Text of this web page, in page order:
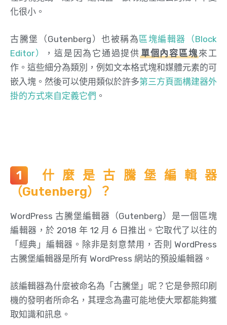
化很小。
古騰堡（Gutenberg）也被稱為區塊編輯器（Block
Editor）
，這是因為它通過提供 單個內容區塊 來工
作。這些細分為類別，例如文本格式塊和媒體元素的可
嵌入塊。然後可以使用類似於許多第三方頁面構建器外
掛的方式來自定義它們 。
什麼是古騰堡編輯器
（Gutenberg）？
WordPress 古騰堡編輯器（Gutenberg）是一個區塊
編輯器，於 2018 年 12 月 6 日推出。它取代了以往的
「經典」編輯器。除非是刻意禁用，否則 WordPress
古騰堡編輯器是所有 WordPress 網站的預設編輯器。
該編輯器為什麼被命名為「古騰堡」呢？它是參照印刷
機的發明者所命名，其理念為盡可能地使大眾都能夠獲
取知識和訊息。